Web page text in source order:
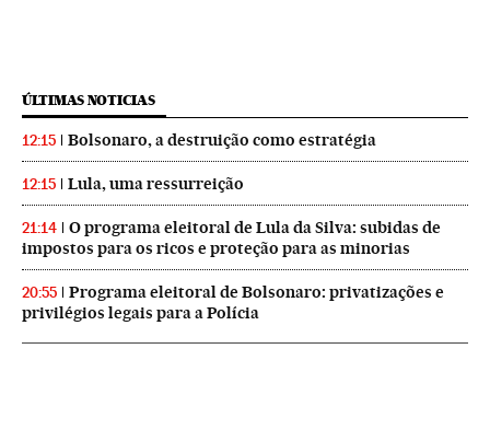
ÚLTIMAS NOTICIAS
12:15 Bolsonaro, a destruição como estratégia
12:15 Lula, uma ressurreição
21:14
O programa eleitoral de Lula da Silva: subidas de
impostos para os ricos e proteção para as minorias
20:55
Programa eleitoral de Bolsonaro: privatizações e
privilégios legais para a Polícia